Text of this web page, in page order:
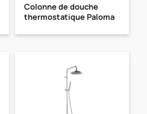
Colonne de douche
thermostatique Paloma